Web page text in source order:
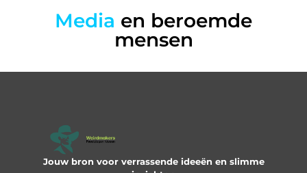
Media en beroemde
mensen
Jouw bron voor verrassende ideeën en slimme